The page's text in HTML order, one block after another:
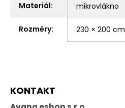
Materiál: mikrovlákno
Rozměry: 230 × 200 cm
KONTAKT